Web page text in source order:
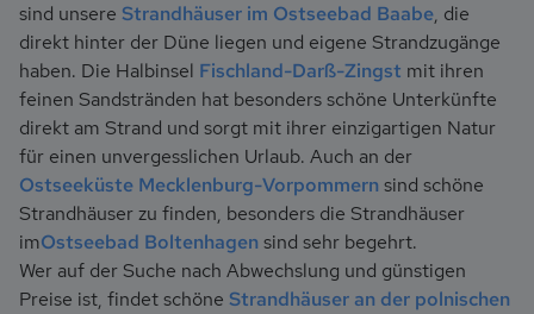
sind unsere Strandhäuser im Ostseebad Baabe, die
direkt hinter der Düne liegen und eigene Strandzugänge
haben. Die Halbinsel Fischland-Darß-Zingst mit ihren
feinen Sandstränden hat besonders schöne Unterkünfte
direkt am Strand und sorgt mit ihrer einzigartigen Natur
für einen unvergesslichen Urlaub. Auch an der
Ostseeküste Mecklenburg-Vorpommern sind schöne
Strandhäuser zu finden, besonders die Strandhäuser
imOstseebad Boltenhagen sind sehr begehrt.
Wer auf der Suche nach Abwechslung und günstigen
Preise ist, findet schöne Strandhäuser an der polnischen